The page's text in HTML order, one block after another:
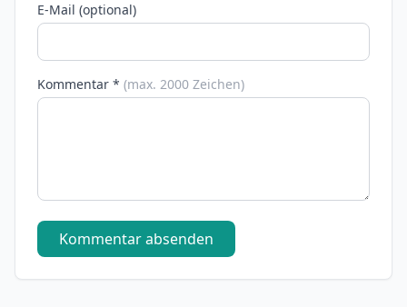
E-Mail (optional)
Kommentar * (max. 2000 Zeichen)
Kommentar absenden